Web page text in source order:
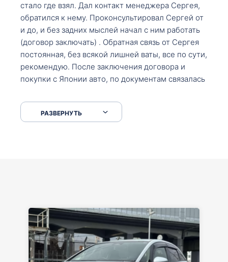
стало где взял. Дал контакт менеджера Сергея,
обратился к нему. Проконсультировал Сергей от
и до, и без задних мыслей начал с ним работать
(договор заключать) . Обратная связь от Сергея
постоянная, без всякой лишней ваты, все по сути,
рекомендую. После заключения договора и
покупки с Японии авто, по документам связалась
что заполнить, куда зайти, образцы и т.д. После
приехал за авто. Меня тепло встретили Сергей с
РАЗВЕРНУТЬ